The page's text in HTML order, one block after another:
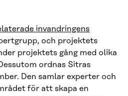
invandringens
och projektets
projektets gång med olika
ordnas Sitras
Den samlar experter och
för att skapa en